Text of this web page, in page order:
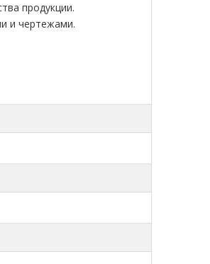
продукции.
и чертежами.